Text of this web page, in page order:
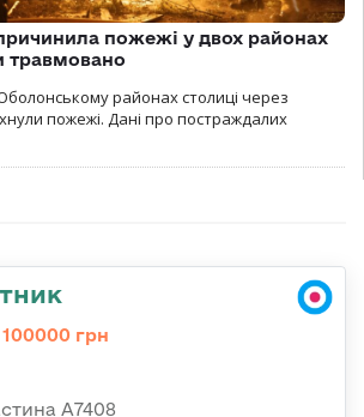
пожежі у двох районах
травмовано
районах столиці через
пожежі. Дані про постраждалих
грн
А7408